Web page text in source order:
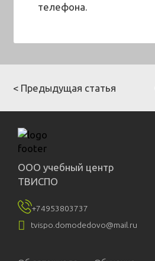
телефона.
< Предыдущая статья
ООО учебный центр
ТВИСПО
+74953803737
 tvispo.domodedovo@mail.ru